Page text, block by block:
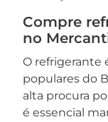
Compre
no
O refrigerante
populares do
alta procura
é essencial